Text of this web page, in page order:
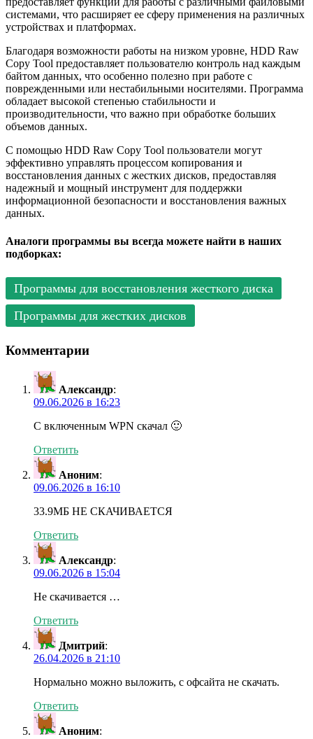
системами, что расширяет ее сферу применения на различных
устройствах и платформах.
Благодаря возможности работы на низком уровне, HDD Raw
Copy Tool предоставляет пользователю контроль над каждым
байтом данных, что особенно полезно при работе с
поврежденными или нестабильными носителями. Программа
обладает высокой степенью стабильности и
производительности, что важно при обработке больших
объемов данных.
С помощью HDD Raw Copy Tool пользователи могут
эффективно управлять процессом копирования и
восстановления данных с жестких дисков, предоставляя
надежный и мощный инструмент для поддержки
информационной безопасности и восстановления важных
данных.
Аналоги программы вы всегда можете найти в наших
подборках:
Программы для восстановления жесткого диска
Программы для жестких дисков
Комментарии
Александр:
09.06.2026 в 16:23
С включенным WPN скачал 🙂
Ответить
Аноним:
09.06.2026 в 16:10
33.9МБ НЕ СКАЧИВАЕТСЯ
Ответить
Александр:
09.06.2026 в 15:04
Не скачивается …
Ответить
Дмитрий:
26.04.2026 в 21:10
Нормально можно выложить, с офсайта не скачать.
Ответить
Аноним: